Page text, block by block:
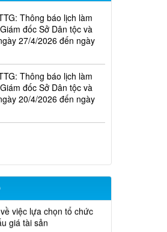
đốc Sở Dân tộc và
27/4/2026 đến ngày
Thông báo lịch làm
đốc Sở Dân tộc và
20/4/2026 đến ngày
265/2026/NĐ-CP ngày
quả lựa chọn tổ chức
giá tài sản
việc lựa chọn tổ chức
giá tài sản